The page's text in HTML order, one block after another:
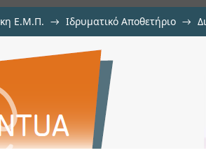
Ε.Μ.Π. → Ιδρυματικό Αποθετήριο →
"ηθική